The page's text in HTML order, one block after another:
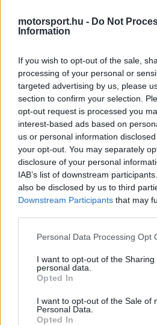
motorsport.hu - Do Not
Information
If you wish to opt-out of the sale,
processing of your personal or
targeted advertising by us, please
section to confirm your selection.
opt-out request is processed you
interest-based ads based on
us or personal information
your opt-out. You may separately
disclosure of your personal
IAB’s list of downstream
also be disclosed by us to third
Downstream Participants that may
Please note that this website/app
not limited to your visit or usage
grant or deny consent to Google
use your data for below specified
consent section.
Personal Data Processing Opt
I want to opt-out of the Sharing
personal data.
Opted In
I want to opt-out of the Sale of
Personal Data.
Opted In
sokakból elégedetlenséget
lelkesedés is lehetne nagyobb.
Mindez odáig vezetett,
tudjuk, miként fognak
motorok, idén megindultak
javaslattételek arról, hogy
kéne hozni a V8-as vagy
Még arról is szó volt, hogy
akár már 2030 előtt, vagyis
szabályok kifutása előtt
is
This
modal
the server or network failed